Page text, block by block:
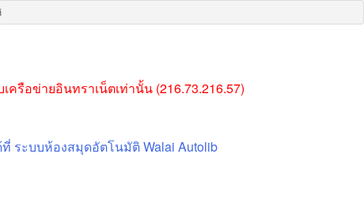
วงในคืนที่จันทร์ไม่เต็มดวง
นมแห่งเกียวโต
รือข่ายอินทราเน็ตเท่านั้น (216.73.216.57)
ระบบห้องสมุดอัตโนมัติ Walai Autolib